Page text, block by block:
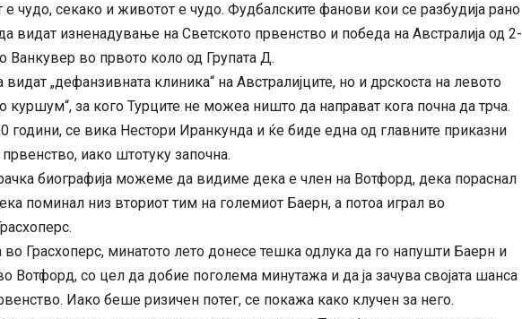
е чудо, секако и животот е чудо. Фудбалските фанови кои се разбудија рано
видат изненадување на Светското првенство и победа на Австралија од 2-
Ванкувер во првото коло од Групата Д.
„дефанзивната клиника“ на Австралијците, но и дрскоста на левото
куршум“, за кого Турците не можеа ништо да направат кога почна да трча.
години, се вика Нестори Иранкунда и ќе биде една од главните приказни
иако штотуку започна.
биографија можеме да видиме дека е член на Вотфорд, дека пораснал
поминал низ вториот тим на големиот Баерн, а потоа играл во
во Грасхоперс, минатото лето донесе тешка одлука да го напушти Баерн и
Вотфорд, со цел да добие поголема минутажа и да ја зачува својата шанса
Иако беше ризичен потег, се покажа како клучен за него.